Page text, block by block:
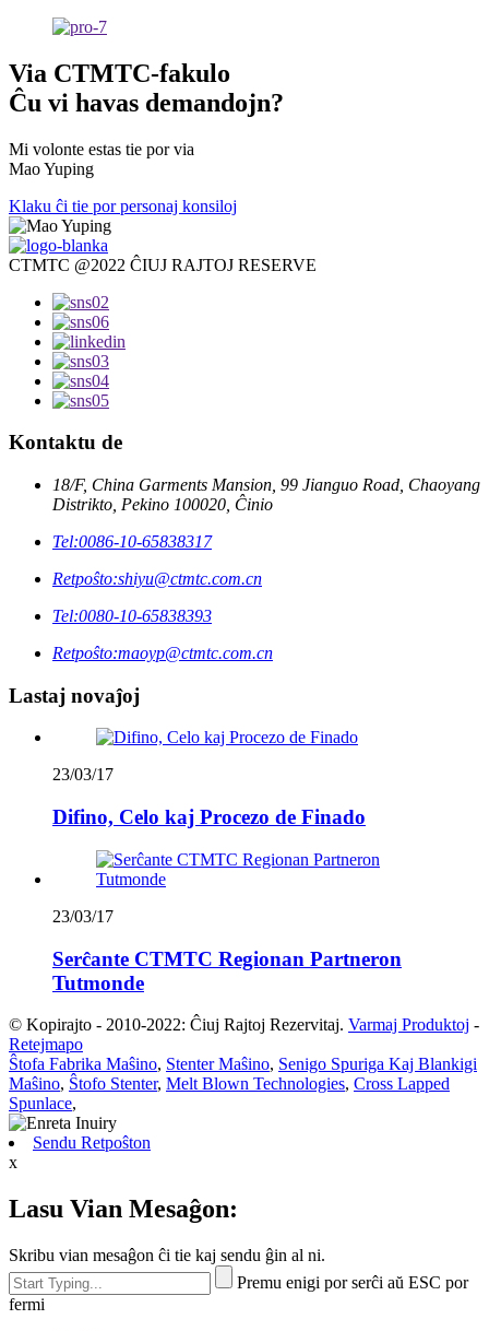
Via CTMTC-fakulo
Ĉu vi havas demandojn?
Mi volonte estas tie por via
Mao Yuping
Klaku ĉi tie por personaj konsiloj
CTMTC @2022 ĈIUJ RAJTOJ RESERVE
Kontaktu de
18/F, China Garments Mansion, 99 Jianguo Road, Chaoyang
Distrikto, Pekino 100020, Ĉinio
Tel:0086-10-65838317
Retpoŝto:shiyu@ctmtc.com.cn
Tel:0080-10-65838393
Retpoŝto:maoyp@ctmtc.com.cn
Lastaj novaĵoj
23/03/17
Difino, Celo kaj Procezo de Finado
23/03/17
Serĉante CTMTC Regionan Partneron
Tutmonde
© Kopirajto - 2010-2022: Ĉiuj Rajtoj Rezervitaj. Varmaj Produktoj -
Retejmapo
Ŝtofa Fabrika Maŝino, Stenter Maŝino, Senigo Spuriga Kaj Blankigi
Maŝino, Ŝtofo Stenter, Melt Blown Technologies, Cross Lapped
Spunlace,
Sendu Retpoŝton
x
Lasu Vian Mesaĝon:
Skribu vian mesaĝon ĉi tie kaj sendu ĝin al ni.
Premu enigi por serĉi aŭ ESC por
fermi